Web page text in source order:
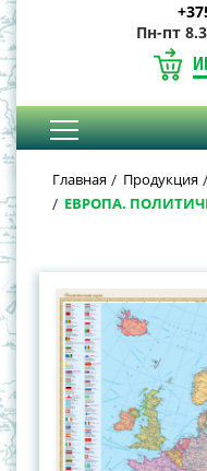
Пн-пт
Главная Продукция
ЕВРОПА.